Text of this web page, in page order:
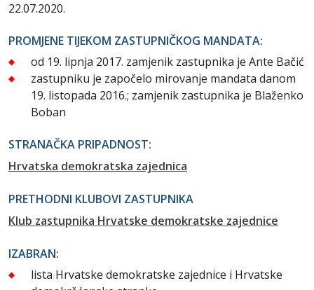
22.07.2020.
PROMJENE TIJEKOM ZASTUPNIČKOG MANDATA:
od 19. lipnja 2017. zamjenik zastupnika je Ante Bačić
zastupniku je započelo mirovanje mandata danom
19. listopada 2016.; zamjenik zastupnika je Blaženko
Boban
STRANAČKA PRIPADNOST:
Hrvatska demokratska zajednica
PRETHODNI KLUBOVI ZASTUPNIKA
Klub zastupnika Hrvatske demokratske zajednice
IZABRAN:
lista Hrvatske demokratske zajednice i Hrvatske